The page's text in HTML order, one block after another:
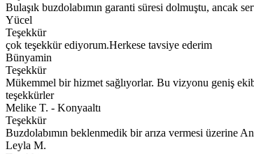
Bulaşık buzdolabımın garanti süresi dolmuştu, ancak
Yücel
Teşekkür
çok teşekkür ediyorum.Herkese tavsiye ederim
Bünyamin
Teşekkür
Mükemmel bir hizmet sağlıyorlar. Bu vizyonu geniş
teşekkürler
Melike T. - Konyaaltı
Teşekkür
Buzdolabımın beklenmedik bir arıza vermesi üzerine
Leyla M.